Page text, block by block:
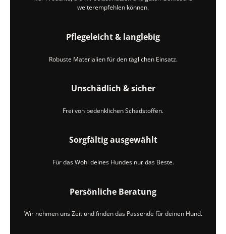
weiterempfehlen können.
Pflegeleicht & langlebig
Robuste Materialien für den täglichen Einsatz.
Unschädlich & sicher
Frei von bedenklichen Schadstoffen.
Sorgfältig ausgewählt
Für das Wohl deines Hundes nur das Beste.
Persönliche Beratung
Wir nehmen uns Zeit und finden das Passende für deinen Hund.